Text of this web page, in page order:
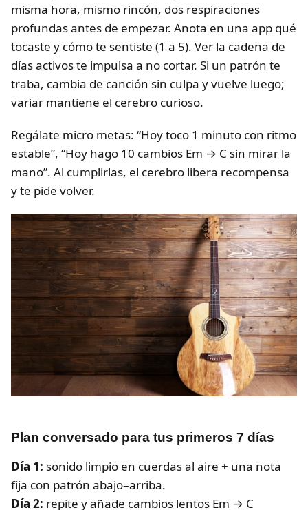
misma hora, mismo rincón, dos respiraciones
profundas antes de empezar. Anota en una app qué
tocaste y cómo te sentiste (1 a 5). Ver la cadena de
días activos te impulsa a no cortar. Si un patrón te
traba, cambia de canción sin culpa y vuelve luego;
variar mantiene el cerebro curioso.
Regálate micro metas: “Hoy toco 1 minuto con ritmo
estable”, “Hoy hago 10 cambios Em → C sin mirar la
mano”. Al cumplirlas, el cerebro libera recompensa
y te pide volver.
Plan conversado para tus primeros 7 días
Día 1: sonido limpio en cuerdas al aire + una nota
fija con patrón abajo–arriba.
Día 2: repite y añade cambios lentos Em → C